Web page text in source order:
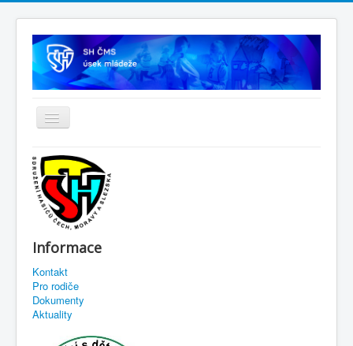
Informace
Kontakt
Pro rodiče
Dokumenty
Aktuality